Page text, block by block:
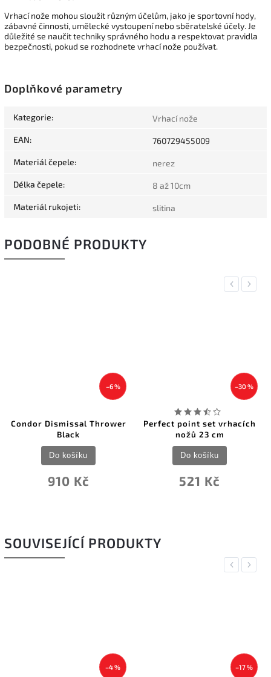
Vrhací nože mohou sloužit různým účelům, jako je sportovní hody,
zábavné činnosti, umělecké vystoupení nebo sběratelské účely. Je
důležité se naučit techniky správného hodu a respektovat pravidla
bezpečnosti, pokud se rozhodnete vrhací nože používat.
Doplňkové parametry
Kategorie: Vrhací nože
EAN: 760729455009
Materiál čepele: nerez
Délka čepele: 8 až 10cm
Materiál rukojeti: slitina
PODOBNÉ PRODUKTY
Previous
–6 %
Condor Dismissal Thrower
Black
910 Kč
Do košíku
–30 %
Perfect point set vrhacích
nožů 23 cm
521 Kč
Do košíku
Next
SOUVISEJÍCÍ PRODUKTY
Previous
–4 % –17 %
Next